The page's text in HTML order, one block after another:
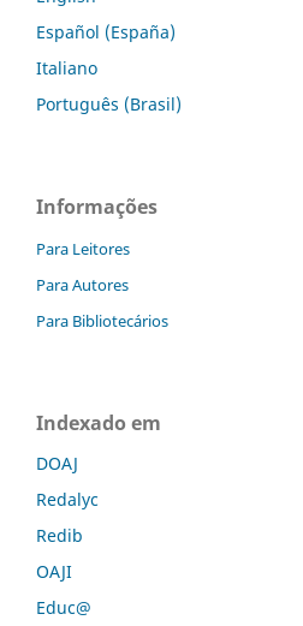
Español (España)
Italiano
Português (Brasil)
Informações
Para Leitores
Para Autores
Para Bibliotecários
Indexado em
DOAJ
Redalyc
Redib
OAJI
Educ@